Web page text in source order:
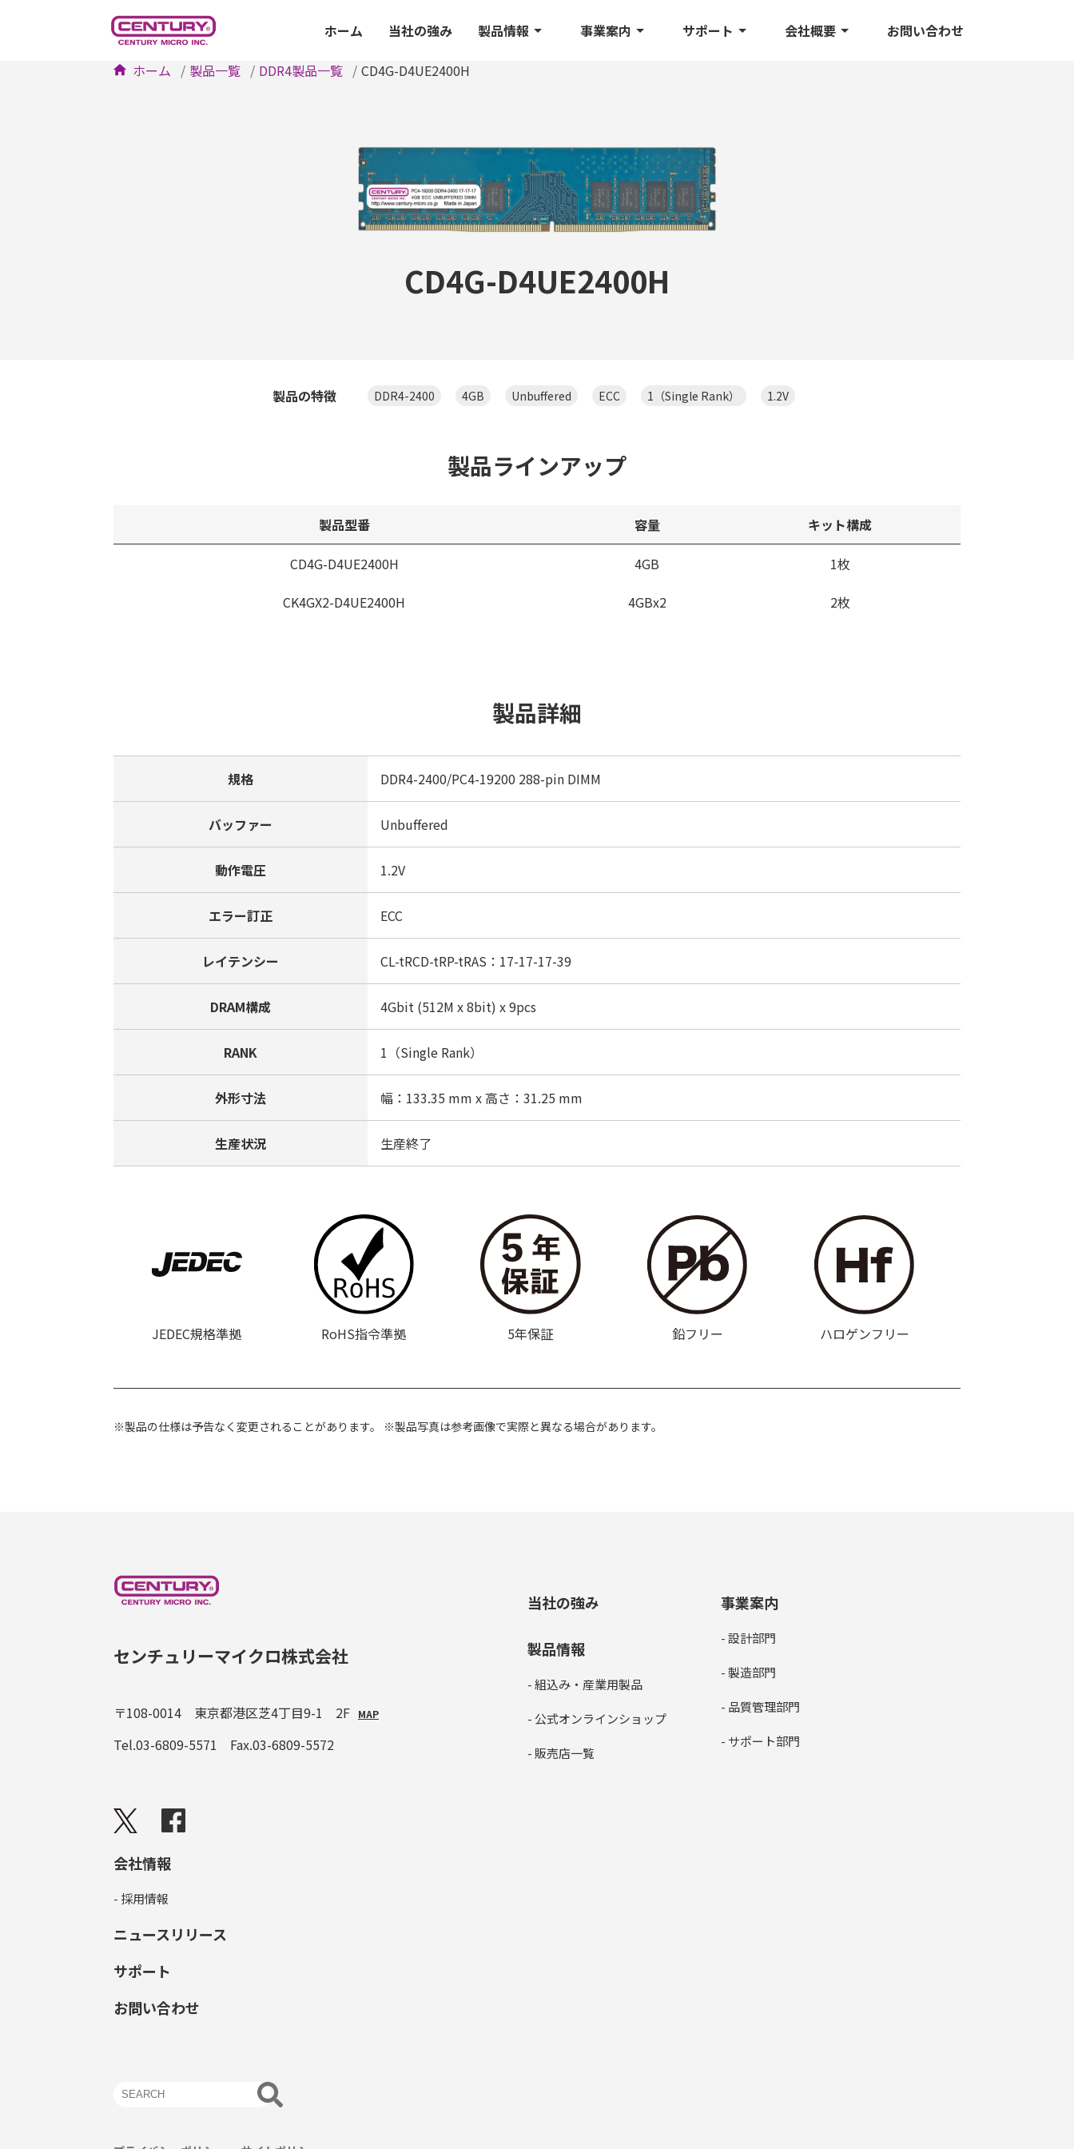
ホーム 当社の強み 製品情報 事業案内 サポート 会社概要 お問い合わせ
ホーム 製品一覧 DDR4製品一覧 CD4G-D4UE2400H
CD4G-D4UE2400H
製品の特徴 DDR4-2400 4GB Unbuffered ECC 1（Single Rank） 1.2V
製品ラインアップ
製品型番 容量 キット構成
CD4G-D4UE2400H 4GB
1枚
CK4GX2-D4UE2400H
4GBx2 2枚
製品詳細
規格 DDR4-2400/PC4-19200 288-pin DIMM
バッファー Unbuffered
動作電圧 1.2V
エラー訂正 ECC
レイテンシー CL-tRCD-tRP-tRAS：17-17-17-39
DRAM構成 4Gbit (512M x 8bit) x 9pcs
RANK 1（Single Rank）
外形寸法 幅：133.35 mm x 高さ：31.25 mm
生産状況 生産終了
JEDEC規格準拠 RoHS指令準拠 5年保証 鉛フリー ハロゲンフリー
※製品の仕様は予告なく変更されることがあります。 ※製品写真は参考画像で実際と異なる場合があります。
センチュリーマイクロ株式会社
〒108-0014 東京都港区芝4丁目9-1 2F
Tel.03-6809-5571 Fax.03-6809-5572
MAP
当社の強み
製品情報
- 組込み・産業用製品
- 公式オンラインショップ
- 販売店一覧
事業案内
- 設計部門
- 製造部門
- 品質管理部門
- サポート部門
会社情報
- 採用情報
ニュースリリース
サポート
お問い合わせ